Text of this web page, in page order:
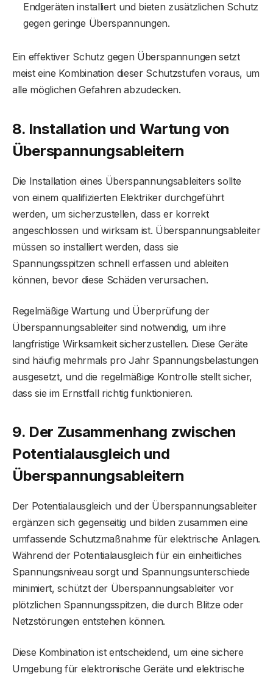
Endgeräten installiert und bieten zusätzlichen Schutz
gegen geringe Überspannungen.
Ein effektiver Schutz gegen Überspannungen setzt
meist eine Kombination dieser Schutzstufen voraus, um
alle möglichen Gefahren abzudecken.
8. Installation und Wartung von
Überspannungsableitern
Die Installation eines Überspannungsableiters sollte
von einem qualifizierten Elektriker durchgeführt
werden, um sicherzustellen, dass er korrekt
angeschlossen und wirksam ist. Überspannungsableiter
müssen so installiert werden, dass sie
Spannungsspitzen schnell erfassen und ableiten
können, bevor diese Schäden verursachen.
Regelmäßige Wartung und Überprüfung der
Überspannungsableiter sind notwendig, um ihre
langfristige Wirksamkeit sicherzustellen. Diese Geräte
sind häufig mehrmals pro Jahr Spannungsbelastungen
ausgesetzt, und die regelmäßige Kontrolle stellt sicher,
dass sie im Ernstfall richtig funktionieren.
9. Der Zusammenhang zwischen
Potentialausgleich und
Überspannungsableitern
Der Potentialausgleich und der Überspannungsableiter
ergänzen sich gegenseitig und bilden zusammen eine
umfassende Schutzmaßnahme für elektrische Anlagen.
Während der Potentialausgleich für ein einheitliches
Spannungsniveau sorgt und Spannungsunterschiede
minimiert, schützt der Überspannungsableiter vor
plötzlichen Spannungsspitzen, die durch Blitze oder
Netzstörungen entstehen können.
Diese Kombination ist entscheidend, um eine sichere
Umgebung für elektronische Geräte und elektrische